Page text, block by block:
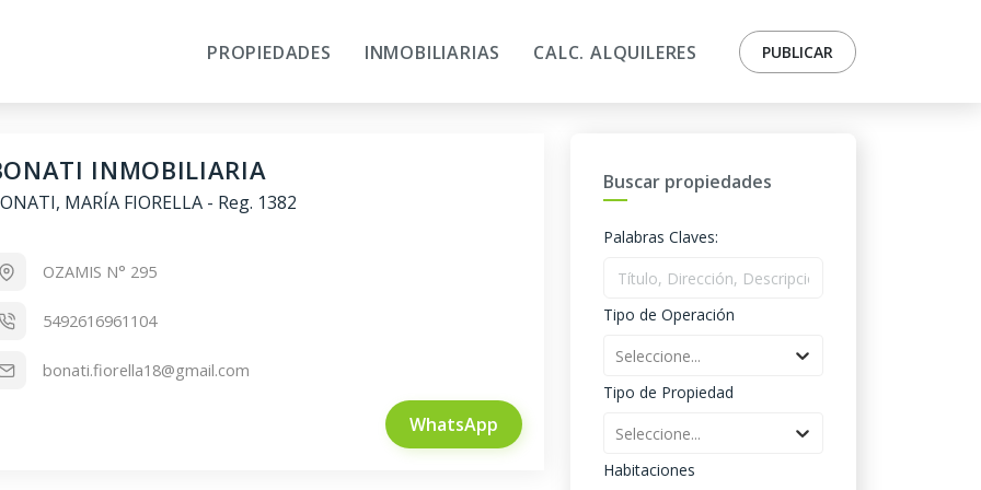
PROPIEDADES INMOBILIARIAS CALC. ALQUILERES PUBLICAR
INMOBILIARIA
MARÍA FIORELLA- Reg. 1382
OZAMIS N° 295
5492616961104
bonati.fiorella18@gmail.com
WhatsApp
Buscar propiedades
Palabras Claves:
Tipo de Operación
Seleccione...
Tipo de Propiedad
Seleccione...
Habitaciones